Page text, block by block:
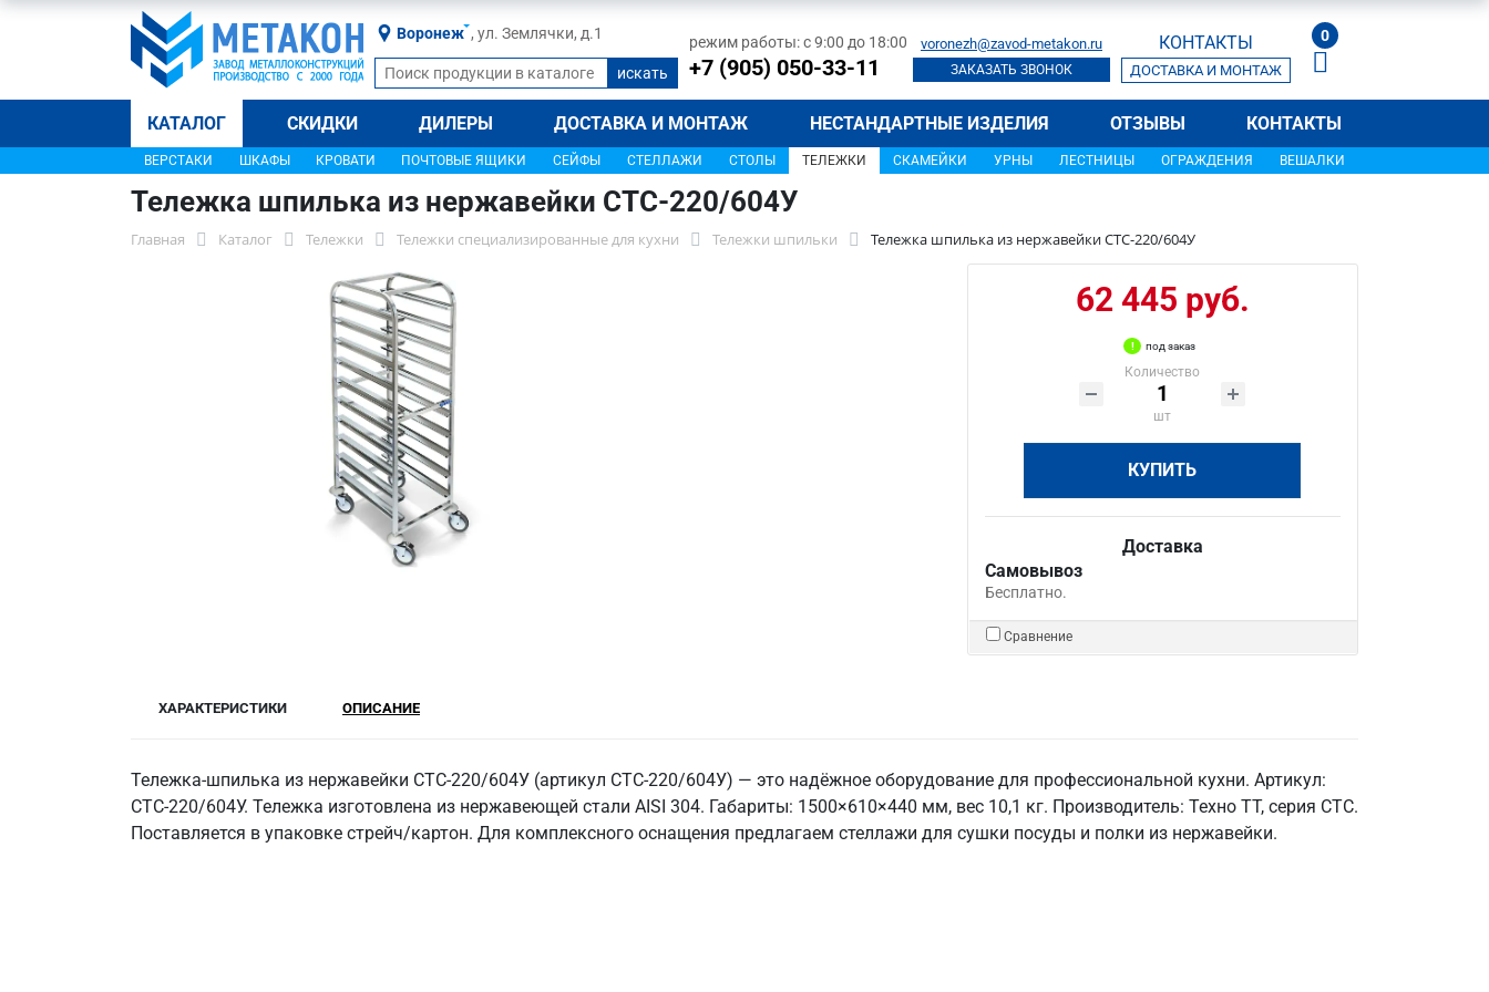
Воронеж , ул. Землячки, д.1 режим работы: с 9:00 до 18:00
+7 (905) 050-33-11
voronezh@zavod-metakon.ru
ЗАКАЗАТЬ ЗВОНОК
КОНТАКТЫ
ДОСТАВКА И МОНТАЖ
0
КАТАЛОГ СКИДКИ ДИЛЕРЫ ДОСТАВКА И МОНТАЖ НЕСТАНДАРТНЫЕ ИЗДЕЛИЯ ОТЗЫВЫ КОНТАКТЫ
ВЕРСТАКИ ШКАФЫ КРОВАТИ ПОЧТОВЫЕ ЯЩИКИ СЕЙФЫ СТЕЛЛАЖИ СТОЛЫ ТЕЛЕЖКИ СКАМЕЙКИ УРНЫ ЛЕСТНИЦЫ ОГРАЖДЕНИЯ ВЕШАЛКИ
Тележка шпилька из нержавейки СТС-220/604У
Главная Каталог Тележки Тележки специализированные для кухни Тележки шпильки Тележка шпилька из нержавейки СТС-220/604У
62 445 руб.
под заказ
Количество
шт
КУПИТЬ
Доставка
Самовывоз
Бесплатно.
Сравнение
ХАРАКТЕРИСТИКИ ОПИСАНИЕ
Тележка-шпилька из нержавейки СТС-220/604У (артикул СТС-220/604У) — это надёжное оборудование для профессиональной кухни. Артикул:
СТС-220/604У. Тележка изготовлена из нержавеющей стали AISI 304. Габариты: 1500×610×440 мм, вес 10,1 кг. Производитель: Техно ТТ, серия СТС.
Поставляется в упаковке стрейч/картон. Для комплексного оснащения предлагаем стеллажи для сушки посуды и полки из нержавейки.